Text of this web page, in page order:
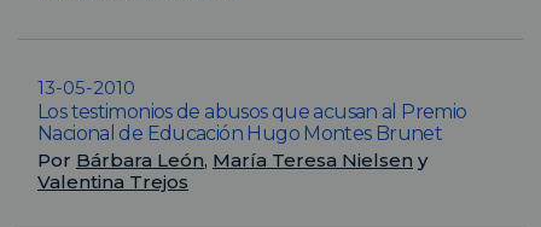
13-05-2010
Los testimonios de abusos que acusan al Premio
Nacional de Educación Hugo Montes Brunet
Por Bárbara León, María Teresa Nielsen y
Valentina Trejos